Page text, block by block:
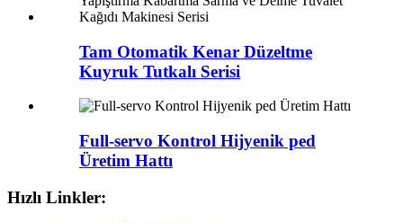
Tam Otomatik Kenar Düzeltme
Kuyruk Tutkalı Serisi
Full-servo Kontrol Hijyenik ped
Üretim Hattı
Hızlı Linkler: